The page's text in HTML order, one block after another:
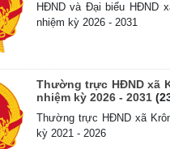
HĐND và Đại biểu HĐND
nhiệm kỳ 2026 - 2031
Thường trực HĐND xã
nhiệm kỳ 2026 - 2031
Thường trực HĐND xã
kỳ 2021 - 2026
dân định kỳ của Thường
16:27)
dân xã Krông Bông Thông
tháng 07 năm 2026 của Chủ
16:39)